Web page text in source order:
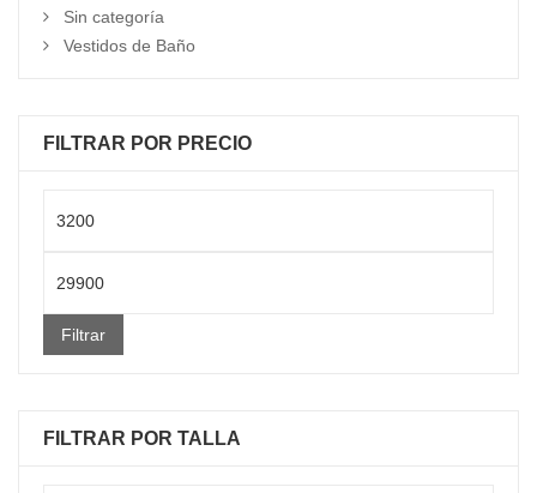
Sin categoría
Vestidos de Baño
FILTRAR POR PRECIO
máximo
Filtrar
FILTRAR POR TALLA